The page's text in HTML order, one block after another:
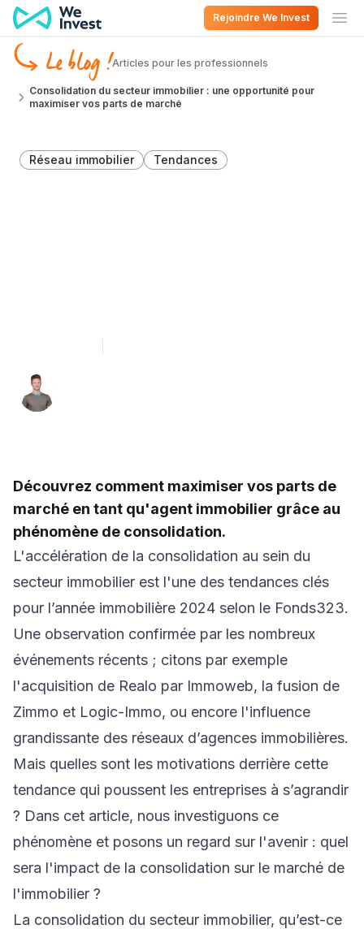
Aller au contenu
Rejoindre We Invest
Le blog !Articles pour les professionnels
Consolidation du secteur immobilier : une opportunité pour
maximiser vos parts de marché
Réseau immobilier Tendances
Découvrez comment maximiser vos parts de
marché en tant qu'agent immobilier grâce au
phénomène de consolidation.
L'accélération de la consolidation au sein du
secteur immobilier est l'une des tendances clés
pour l’année immobilière 2024 selon le Fonds323.
Une observation confirmée par les nombreux
événements récents ; citons par exemple
l'acquisition de Realo par Immoweb, la fusion de
Zimmo et Logic-Immo, ou encore l'influence
grandissante des réseaux d’agences immobilières.
Mais quelles sont les motivations derrière cette
tendance qui poussent les entreprises à s’agrandir
? Dans cet article, nous investiguons ce
phénomène et posons un regard sur l'avenir : quel
sera l'impact de la consolidation sur le marché de
l'immobilier ?
La consolidation du secteur immobilier, qu’est-ce